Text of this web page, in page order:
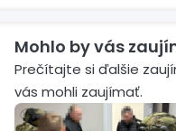
Mohlo by vás
Prečítajte si ďalšie
vás mohli zaujímať.